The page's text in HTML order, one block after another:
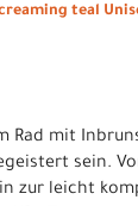
teal
Rad mit
sein.
zur leicht